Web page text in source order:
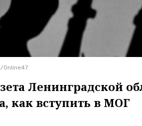
Ленинградской
как вступить в МОГ